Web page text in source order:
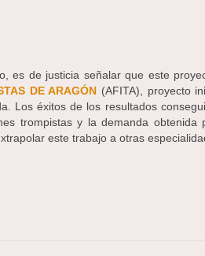
es de justicia señalar que este
DE ARAGÓN (AFITA), proyecto
Los éxitos de los resultados
trompistas y la demanda
este trabajo a otras